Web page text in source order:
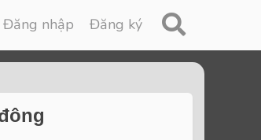
Đăng nhập Đăng ký